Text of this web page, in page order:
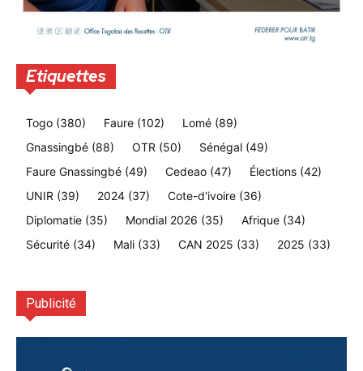
Etiquettes
Togo (380) Faure (102) Lomé (89)
Gnassingbé (88) OTR (50) Sénégal (49)
Faure Gnassingbé (49) Cedeao (47) Élections (42)
UNIR (39) 2024 (37) Cote-d'ivoire (36)
Diplomatie (35) Mondial 2026 (35) Afrique (34)
Sécurité (34) Mali (33) CAN 2025 (33) 2025 (33)
Publicité